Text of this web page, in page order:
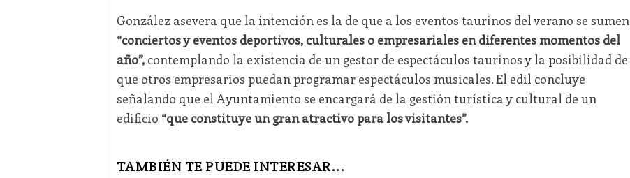
González asevera que la intención es la de que a los eventos taurinos del verano se sumen
“conciertos y eventos deportivos, culturales o empresariales en diferentes momentos del
año”,contemplando la existencia de un gestor de espectáculos taurinos y la posibilidad de
que otros empresarios puedan programar espectáculos musicales. El edil concluye
señalando que el Ayuntamiento se encargará de la gestión turística y cultural de un
edificio “que constituye un gran atractivo para los visitantes”.
TAMBIÉN TE PUEDE INTERESAR...